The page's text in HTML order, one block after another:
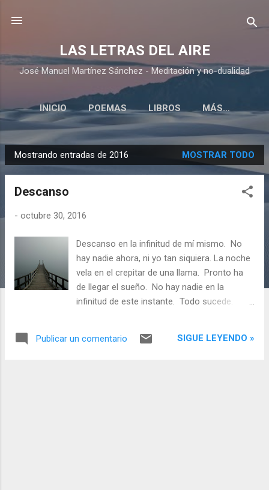
LAS LETRAS DEL AIRE
José Manuel Martínez Sánchez - Meditación y no-dualidad
INICIO POEMAS LIBROS MÁS…
E
n
Mostrando entradas de 2016 MOSTRAR TODO
Descanso
- octubre 30, 2016
Descanso en la infinitud de mí mismo. No
hay nadie ahora, ni yo tan siquiera. La noche
vela en el crepitar de una llama. Pronto ha
de llegar el sueño. No hay nadie en la
infinitud de este instante. Todo sucede.
saber más nada, en la infinitud de nadie.
Publicar un comentario SIGUE LEYENDO »